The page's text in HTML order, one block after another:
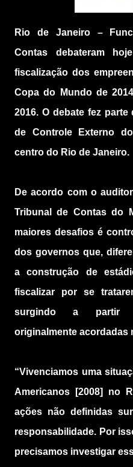
Rio de Janeiro –
Contas debateram
fiscalização dos
Copa do Mundo de
2016. O debate fez parte
de Controle Externo
centro do Rio de Janeiro.
De acordo com o
Tribunal de Contas do
maiores desafios é
dos governos que,
a construção de
fiscalizar por se
surgindo a partir
originalmente acordadas
“Vivenciamos uma
Americanos [2008] no
ações não definidas
responsabilidade. Por
precisamos investigar